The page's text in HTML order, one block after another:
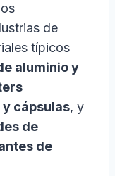
de
típicos
aluminio y
cápsulas, y
de
de